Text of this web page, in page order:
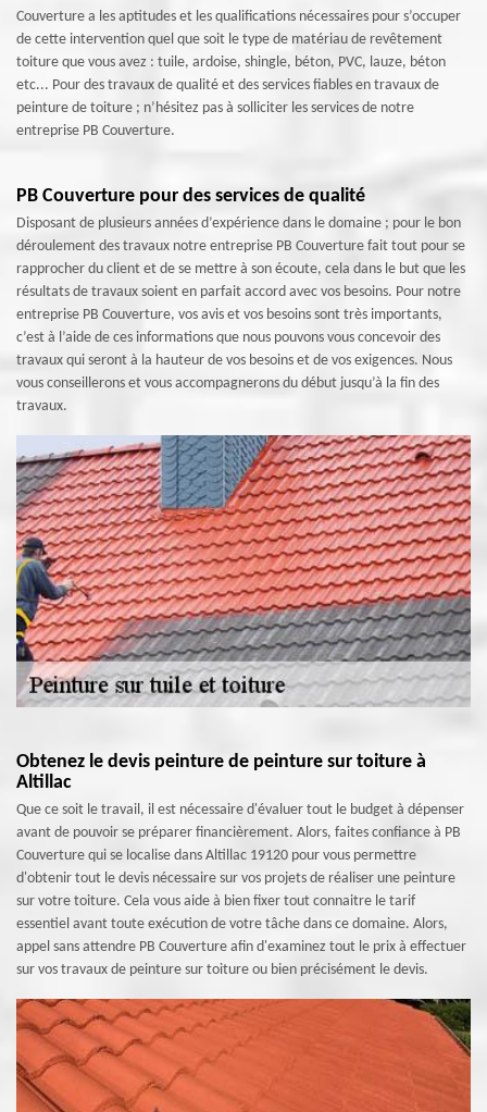
Couverture a les aptitudes et les qualifications nécessaires pour s’occuper
de cette intervention quel que soit le type de matériau de revêtement
toiture que vous avez : tuile, ardoise, shingle, béton, PVC, lauze, béton
etc... Pour des travaux de qualité et des services fiables en travaux de
peinture de toiture ; n’hésitez pas à solliciter les services de notre
entreprise PB Couverture.
PB Couverture pour des services de qualité
Disposant de plusieurs années d’expérience dans le domaine ; pour le bon
déroulement des travaux notre entreprise PB Couverture fait tout pour se
rapprocher du client et de se mettre à son écoute, cela dans le but que les
résultats de travaux soient en parfait accord avec vos besoins. Pour notre
entreprise PB Couverture, vos avis et vos besoins sont très importants,
c’est à l’aide de ces informations que nous pouvons vous concevoir des
travaux qui seront à la hauteur de vos besoins et de vos exigences. Nous
vous conseillerons et vous accompagnerons du début jusqu’à la fin des
travaux.
Obtenez le devis peinture de peinture sur toiture à
Altillac
Que ce soit le travail, il est nécessaire d'évaluer tout le budget à dépenser
avant de pouvoir se préparer financièrement. Alors, faites confiance à PB
Couverture qui se localise dans Altillac 19120 pour vous permettre
d'obtenir tout le devis nécessaire sur vos projets de réaliser une peinture
sur votre toiture. Cela vous aide à bien fixer tout connaitre le tarif
essentiel avant toute exécution de votre tâche dans ce domaine. Alors,
appel sans attendre PB Couverture afin d'examinez tout le prix à effectuer
sur vos travaux de peinture sur toiture ou bien précisément le devis.